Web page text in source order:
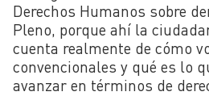
Derechos Humanos sobre
Pleno, porque ahí la
cuenta realmente de cómo
convencionales y qué es lo
avanzar en términos de